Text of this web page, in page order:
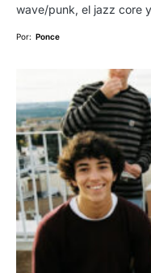
wave/punk, el jazz core
Por: Ponce